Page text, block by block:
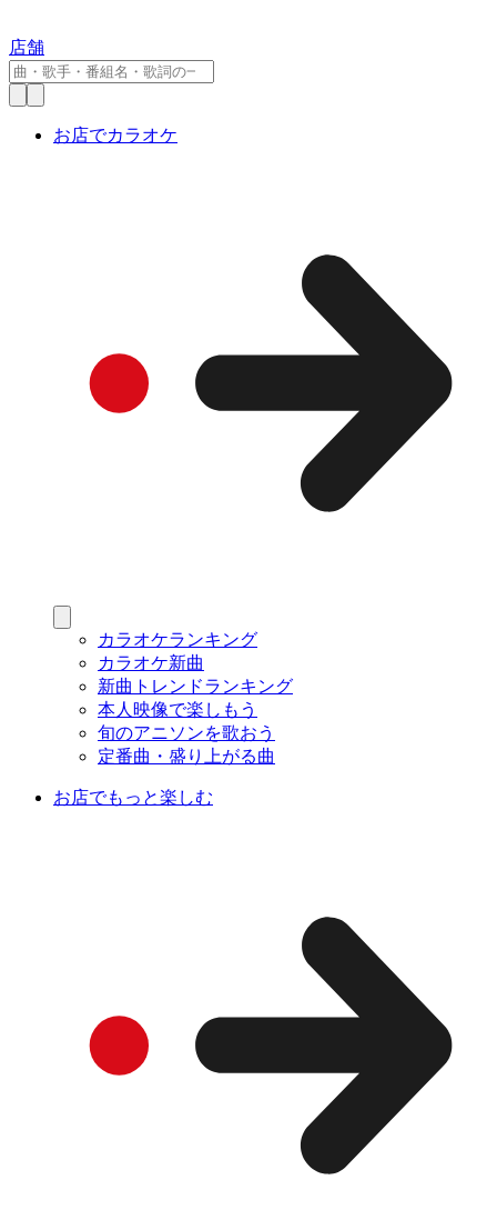
店舗
お店でカラオケ
カラオケランキング
カラオケ新曲
新曲トレンドランキング
本人映像で楽しもう
旬のアニソンを歌おう
定番曲・盛り上がる曲
お店でもっと楽しむ